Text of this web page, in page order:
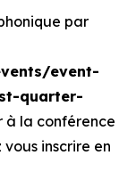
par
event-
quarter-
à la conférence
inscrire en